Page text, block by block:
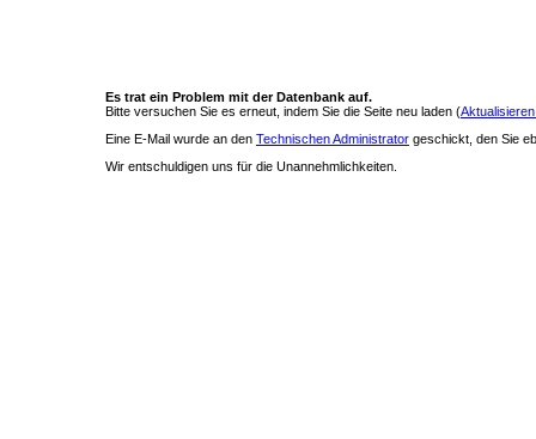
Es trat ein Problem mit der Datenbank auf.
Bitte versuchen Sie es erneut, indem Sie die Seite neu laden (
Eine E-Mail wurde an den Technischen Administrator geschickt, den Sie
Wir entschuldigen uns für die Unannehmlichkeiten.